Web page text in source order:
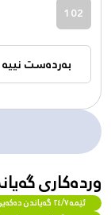
102
بەردەست نییە
وردەکاری
ئێمە ٢٤/٧ گەیاندن دەکەین